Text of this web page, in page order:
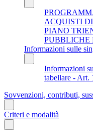
ACQUISTI
PIANO
PUBBLICHE
Informazioni sulle
Informazioni
tabellare - Art.
Sovvenzioni, contributi,
Criteri e modalità